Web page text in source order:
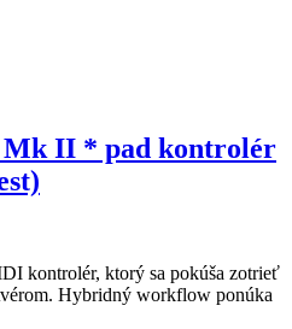
II * pad kontrolér
kontrolér, ktorý sa pokúša zotrieť
Hybridný workflow ponúka